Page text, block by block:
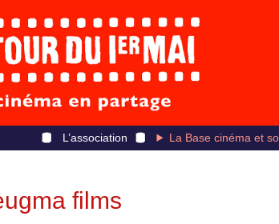
L’association La Base cinéma et
films